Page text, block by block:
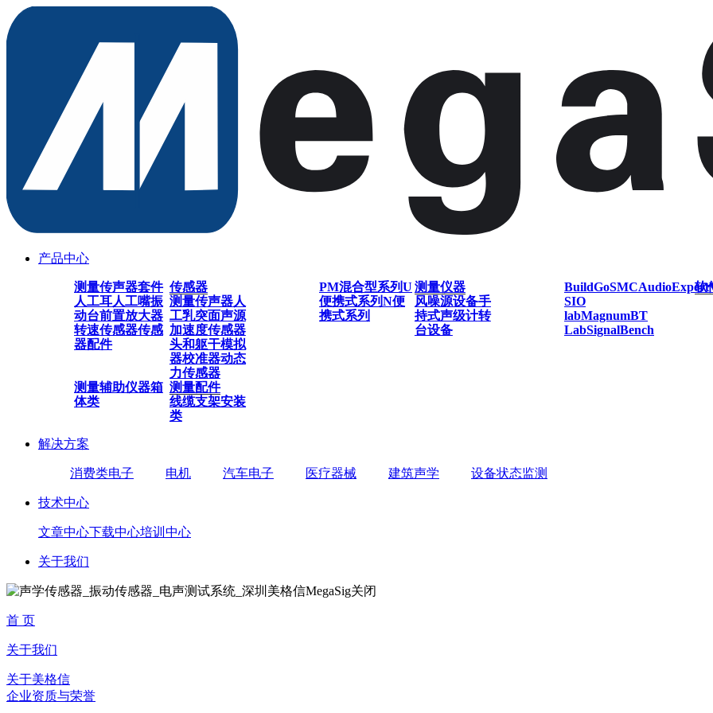
产品中心
传感器
测量传声器套件
人工耳人工嘴振
动台前置放大器
转速传感器传感
器配件
测量传声器人
工乳突面声源
加速度传感器
头和躯干模拟
器校准器动态
力传感器
测量仪器
PM混合型系列U
便携式系列N便
携式系列
风噪源设备手
持式声级计转
台设备
软
BuildGoSMCAudioExpert
SIO
labMagnumBT
LabSignalBench
测量配件
测量辅助仪器箱
体类
线缆支架安装
类
解决方案
消费类电子 电机 汽车电子 医疗器械 建筑声学 设备状态监测
技术中心
文章中心下载中心培训中心
关于我们
关闭
首 页
关于我们
关于美格信
企业资质与荣誉